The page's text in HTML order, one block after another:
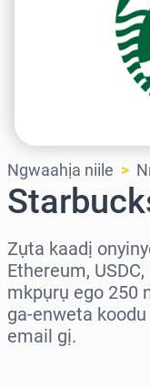
Ngwaahịa niile
Zụta kaadị
Ethereum,
mkpụrụ ego 250
ga-enweta
email gị.